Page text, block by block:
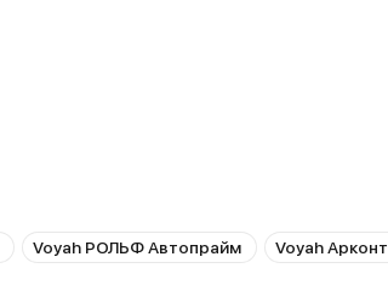
Voyah РОЛЬФ Автопрайм Voyah Арконт